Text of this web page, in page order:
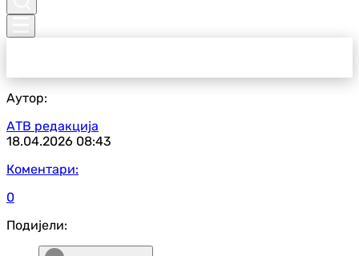
Аутор:
АТВ редакција
18.04.2026 08:43
Коментари:
0
Подијели: